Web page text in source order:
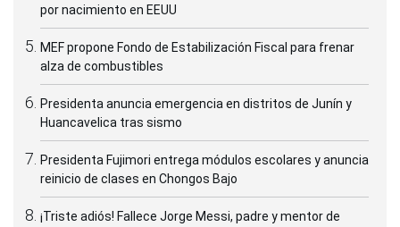
por nacimiento en EEUU
MEF propone Fondo de Estabilización Fiscal para frenar
alza de combustibles
Presidenta anuncia emergencia en distritos de Junín y
Huancavelica tras sismo
Presidenta Fujimori entrega módulos escolares y anuncia
reinicio de clases en Chongos Bajo
¡Triste adiós! Fallece Jorge Messi, padre y mentor de